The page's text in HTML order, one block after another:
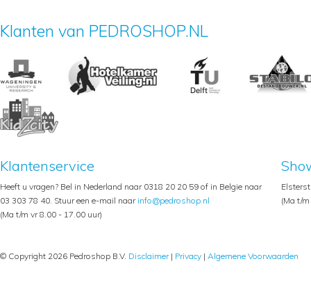
Klanten van PEDROSHOP.NL
Klantenservice
Heeft u vragen? Bel in Nederland naar 0318 20 20 59 of in Belgie naar
03 303 78 40. Stuur een e-mail naar info@pedroshop.nl
(Ma t/m vr 8.00 - 17.00 uur)
(Ma t/
© Copyright 2026 Pedroshop B.V. Disclaimer| Privacy | Algemene Voorwaarden